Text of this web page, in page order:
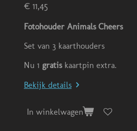
€ 11,45
Fotohouder Animals Cheers
Set van 3 kaarthouders
Nu 1 gratiskaartpin extra.
Bekijk details
In winkelwagen